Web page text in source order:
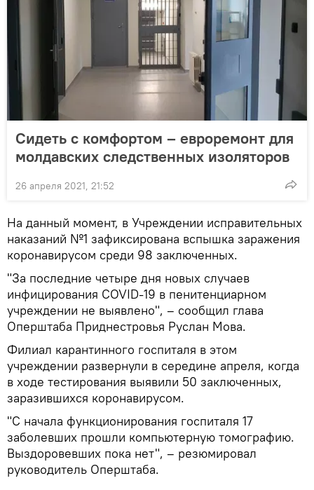
Сидеть с комфортом – евроремонт для
молдавских следственных изоляторов
26 апреля 2021, 21:52
На данный момент, в Учреждении исправительных
наказаний №1 зафиксирована вспышка заражения
коронавирусом среди 98 заключенных.
"За последние четыре дня новых случаев
инфицирования COVID-19 в пенитенциарном
учреждении не выявлено", – сообщил глава
Оперштаба Приднестровья Руслан Мова.
Филиал карантинного госпиталя в этом
учреждении развернули в середине апреля, когда
в ходе тестирования выявили 50 заключенных,
заразившихся коронавирусом.
"С начала функционирования госпиталя 17
заболевших прошли компьютерную томографию.
Выздоровевших пока нет", – резюмировал
руководитель Оперштаба.